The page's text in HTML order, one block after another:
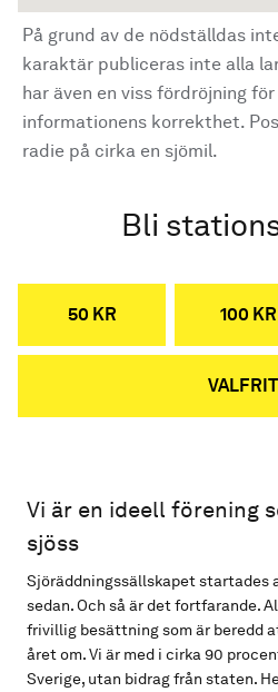
På grund av de nödställdas
karaktär publiceras inte alla
har även en viss fördröjning
informationens korrekthet.
radie på cirka en sjömil.
Bli
50 KR 100 KR
Vi är en ideell förening
sjöss
Sjöräddningssällskapet startades
sedan. Och så är det fortfarande.
frivillig besättning som är beredd
året om. Vi är med i cirka 90
Sverige, utan bidrag från staten.